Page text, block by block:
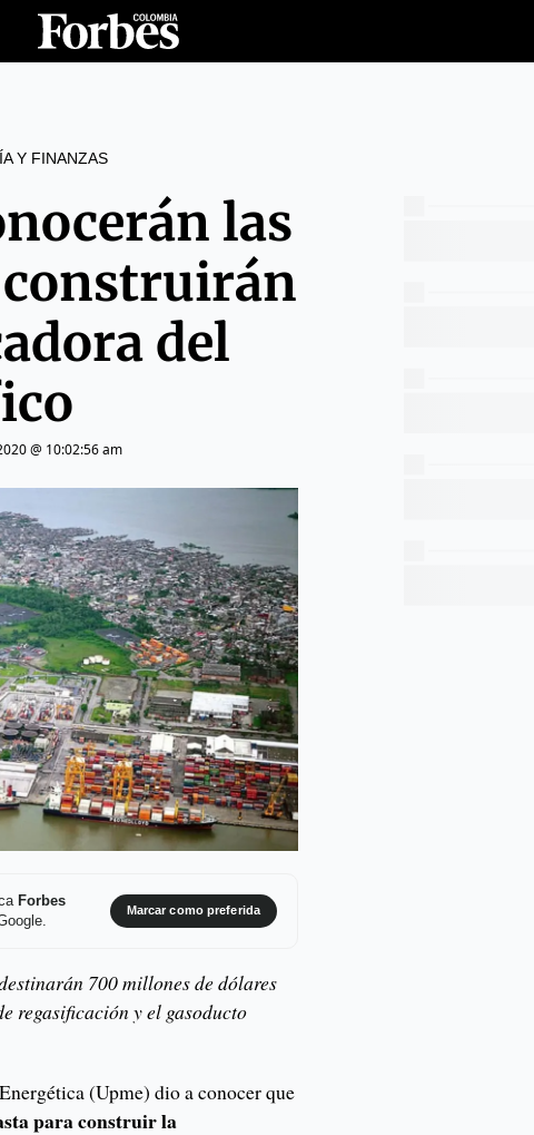
Y FINANZAS
las
construirán
del
@ 10:02:56 am
Forbes
Marcar como preferida
700 millones de dólares
regasificación y el gasoducto
(Upme) dio a conocer que
para construir la